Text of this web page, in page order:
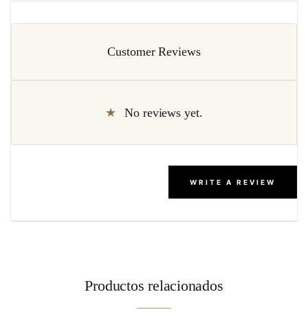
Customer Reviews
No reviews yet.
WRITE A REVIEW
Productos relacionados